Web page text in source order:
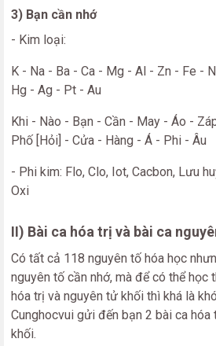
3) Bạn cần nhớ
- Kim loại:
K - Na - Ba - Ca - Mg - Al - Zn - Fe -
Hg - Ag - Pt - Au
Khi - Nào - Bạn - Cần - May - Áo -
Phố [Hỏi] - Cửa - Hàng - Á - Phi - Âu
- Phi kim: Flo, Clo, Iot, Cacbon, Lưu
Oxi
II) Bài ca hóa trị và bài ca
Có tất cả 118 nguyên tố hóa học
nguyên tố cần nhớ, mà để có thể học
hóa trị và nguyên tử khối thì khá là
Cunghocvui gửi đến bạn 2 bài ca
khối.